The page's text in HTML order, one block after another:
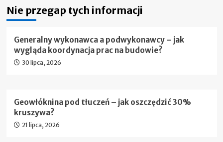
Nie przegap tych informacji
Generalny wykonawca a podwykonawcy – jak
wygląda koordynacja prac na budowie?
30 lipca, 2026
Geowłóknina pod tłuczeń – jak oszczędzić 30%
kruszywa?
21 lipca, 2026